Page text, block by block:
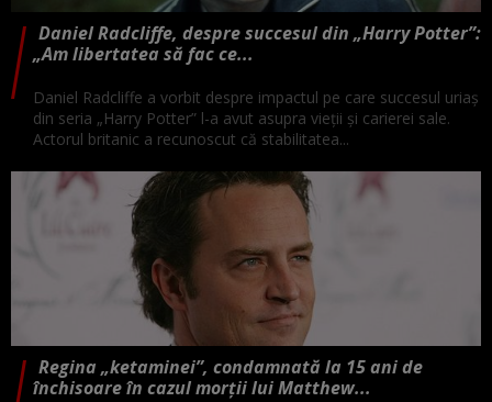
Daniel Radcliffe, despre succesul din „Harry Potter”:
„Am libertatea să fac ce...
Daniel Radcliffe a vorbit despre impactul pe care succesul uriaș
din seria „Harry Potter” l-a avut asupra vieții și carierei sale.
Actorul britanic a recunoscut că stabilitatea...
Regina „ketaminei”, condamnată la 15 ani de
închisoare în cazul morţii lui Matthew...